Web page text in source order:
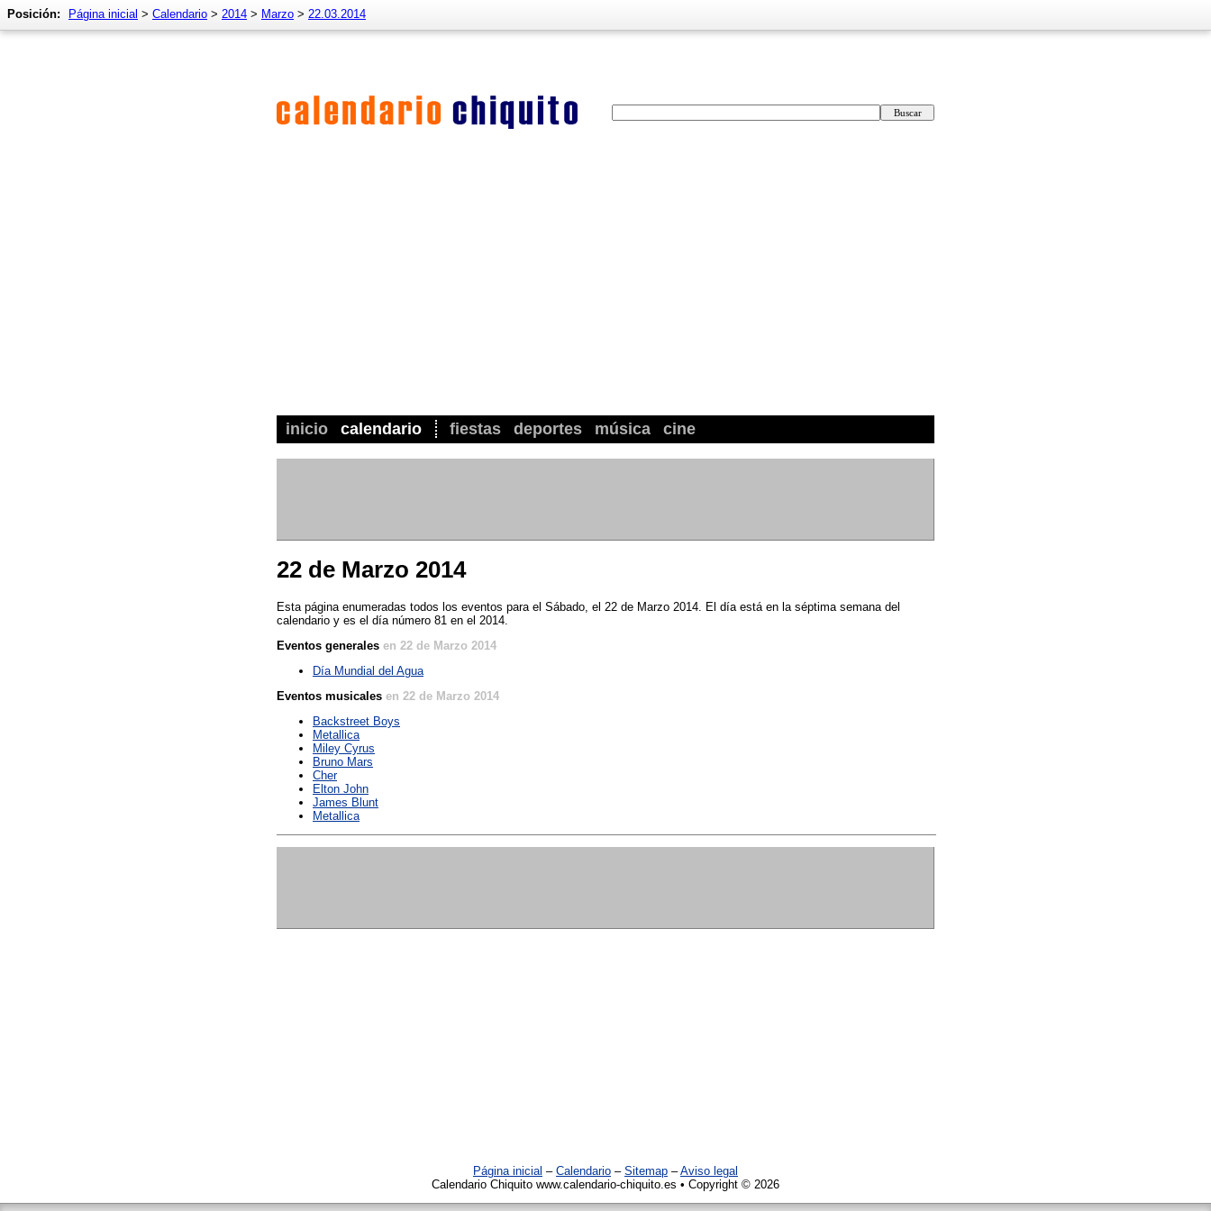
inicio calendario fiestas deportes música cine
Posición: Página inicial > Calendario > 2014 > Marzo > 22.03.2014
22 de Marzo 2014
Esta página enumeradas todos los eventos para el Sábado, el 22 de Marzo 2014. El día está en la séptima semana del
calendario y es el día número 81 en el 2014.
Eventos generales en 22 de Marzo 2014
Día Mundial del Agua
Eventos musicales en 22 de Marzo 2014
Backstreet Boys
Metallica
Miley Cyrus
Bruno Mars
Cher
Elton John
James Blunt
Metallica
Página inicial – Calendario – Sitemap –Aviso legal
Calendario Chiquito www.calendario-chiquito.es • Copyright © 2026